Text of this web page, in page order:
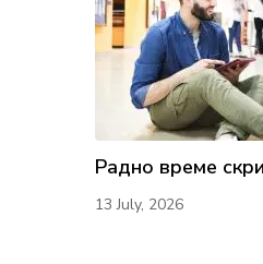
Радно време
13 July, 2026